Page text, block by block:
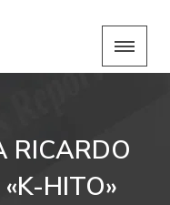
RICARDO
HITO»